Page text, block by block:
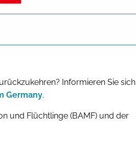
Informieren Sie sich
Germany.
und Flüchtlinge (BAMF) und der